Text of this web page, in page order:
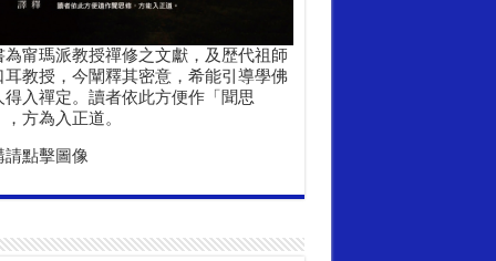
為甯瑪派教授禪修之文獻，及歴代祖師
耳教授，今闡釋其密意，希能引導學佛
得入禪定。讀者依此方便作「聞思
方為入正道。
請點擊圖像